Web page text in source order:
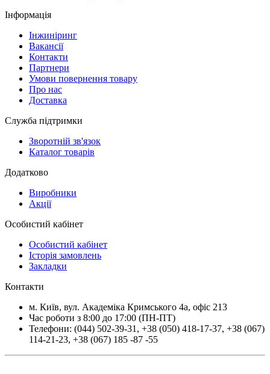
Інформація
Інжиніринг
Вакансії
Контакти
Партнери
Умови повернення товару
Про нас
Доставка
Служба підтримки
Зворотній зв'язок
Каталог товарів
Додатково
Виробники
Акції
Особистий кабінет
Особистий кабінет
Історія замовлень
Закладки
Контакти
м. Київ, вул. Академіка Кримського 4а, офіс 213
Час роботи з 8:00 до 17:00 (ПН-ПТ)
Телефони: (044) 502-39-31 , +38 (050) 418-17-37, +38 (067)
114-21-23, +38 (067) 185 -87 -55